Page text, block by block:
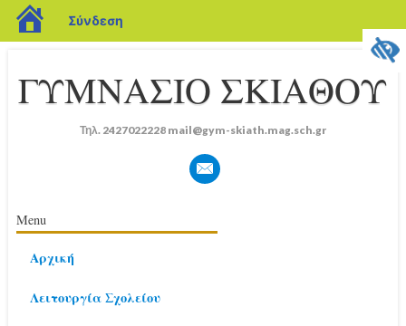
blogs.sch.gr
Σύνδεση
ΓΥΜΝΑΣΙΟ ΣΚΙΑΘΟΥ
Τηλ. 2427022228 mail@gym-skiath.mag.sch.gr
διεύθυνση
Κύριο μενού
Μετάβαση
περιεχόμενο
Menu
Αρχική
Λειτουργία Σχολείου